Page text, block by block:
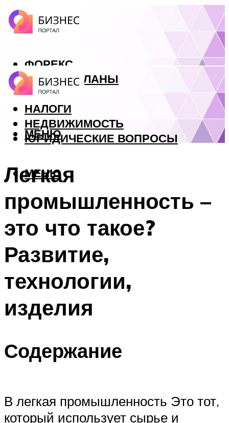
ФОРЕКС
БИЗНЕС ПЛАНЫ
КРЕДИТЫ
НАЛОГИ
НЕДВИЖИМОСТЬ
ЮРИДИЧЕСКИЕ ВОПРОСЫ
МЕНЮ
МЕНЮ
Легкая
промышленность –
это что такое?
Развитие,
технологии,
изделия
Содержание
В легкая промышленность Это тот,
который использует сырье и